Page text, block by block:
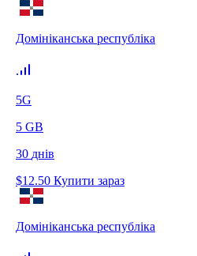
Домініканська республіка
5G
5 GB
30 днів
$12.50 Купити зараз
Домініканська республіка